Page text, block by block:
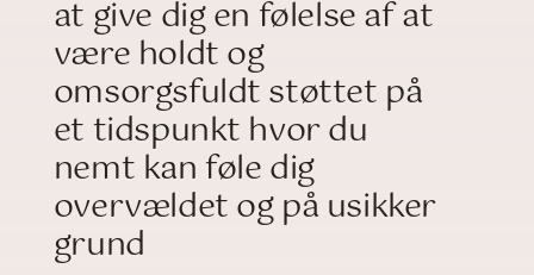
at give dig en følelse af at
være holdt og
omsorgsfuldt støttet på
et tidspunkt hvor du
nemt kan føle dig
overvældet og på usikker
grund